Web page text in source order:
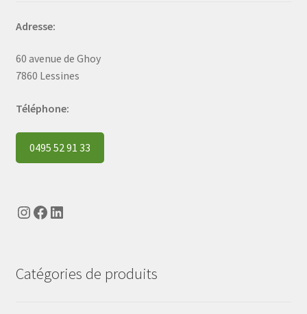
Adresse:
60 avenue de Ghoy
7860 Lessines
Téléphone:
0495 52 91 33
Instagram
Facebook
LinkedIn
Catégories de produits